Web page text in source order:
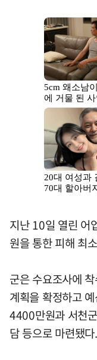
지난 10일 열린 어
원을 통한 피해 최
군은 수요조사에
계획을 확정하고
4400만원과 서천
담 등으로 마련됐다.